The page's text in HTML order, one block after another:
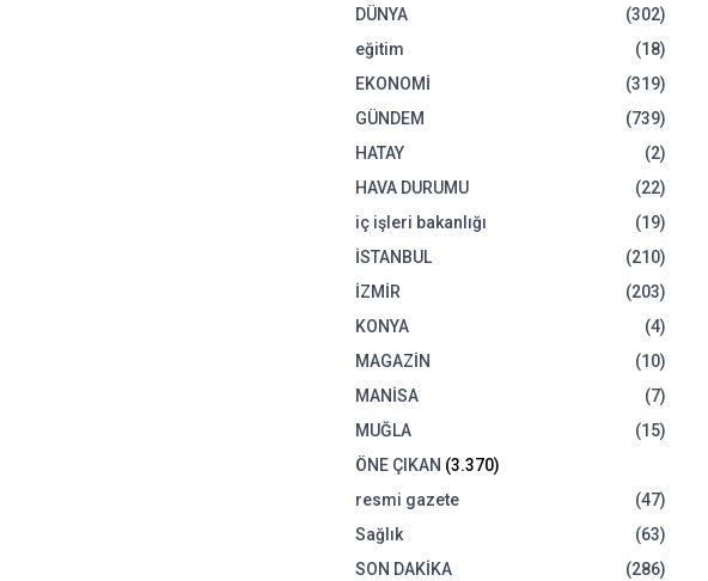
DÜNYA
(302)
eğitim
(18)
EKONOMİ
(319)
GÜNDEM
(739)
HATAY
(2)
HAVA DURUMU
(22)
iç işleri bakanlığı
(19)
İSTANBUL
(210)
İZMİR
(203)
KONYA
(4)
MAGAZİN
(10)
MANİSA
(7)
MUĞLA
(15)
ÖNE ÇIKAN (3.370)
resmi gazete
(47)
Sağlık
(63)
SON DAKİKA
(286)